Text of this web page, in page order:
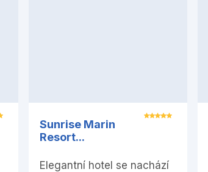
Sunrise Marin
Resort...
Elegantní hotel se nachází